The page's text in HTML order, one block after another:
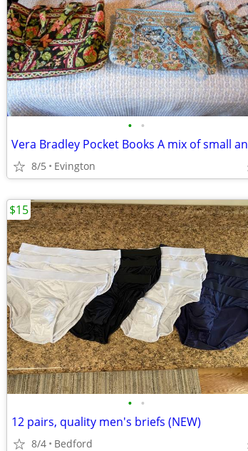
• •
8/5 Evington
• •
12 pairs, quality men's briefs (NEW)
8/4 Bedford
$15